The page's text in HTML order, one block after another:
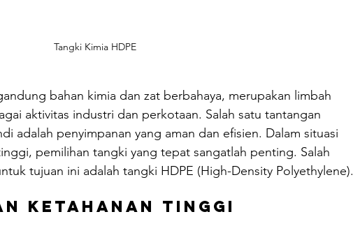
Tangki Kimia HDPE
bahan kimia dan zat berbahaya, merupakan limbah
aktivitas industri dan perkotaan. Salah satu tantangan
adalah penyimpanan yang aman dan efisien. Dalam situasi
pemilihan tangki yang tepat sangatlah penting. Salah
tujuan ini adalah tangki HDPE (High-Density Polyethylene).
Ketahanan Tinggi